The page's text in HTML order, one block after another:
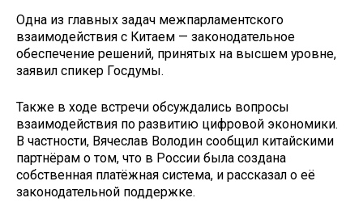
Одна из главных задач межпарламентского
взаимодействия с Китаем — законодательное
обеспечение решений, принятых на высшем уровне,
заявил спикер Госдумы.
Также в ходе встречи обсуждались вопросы
взаимодействия по развитию цифровой экономики.
В частности, Вячеслав Володин сообщил китайскими
партнёрам о том, что в России была создана
собственная платёжная система, и рассказал о её
законодательной поддержке.